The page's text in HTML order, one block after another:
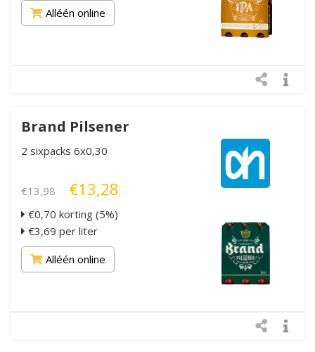
Alléén online
Brand Pilsener
2 sixpacks 6x0,30
€13,98 €13,28
€0,70 korting (5%)
€3,69 per liter
Alléén online